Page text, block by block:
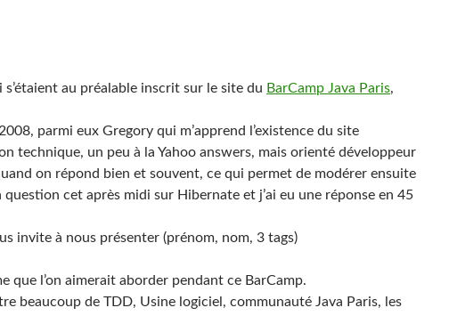
au préalable inscrit sur le site du BarCamp Java Paris,
parmi eux Gregory qui m’apprend l’existence du site
technique, un peu à la Yahoo answers, mais orienté développeur
on répond bien et souvent, ce qui permet de modérer ensuite
cet après midi sur Hibernate et j’ai eu une réponse en 45
invite à nous présenter (prénom, nom, 3 tags)
l’on aimerait aborder pendant ce BarCamp.
beaucoup de TDD, Usine logiciel, communauté Java Paris, les